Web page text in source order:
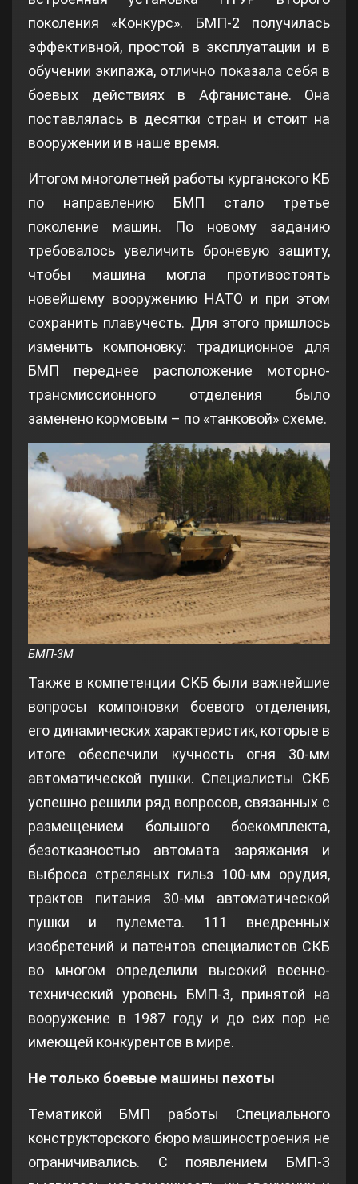
поколения «Конкурс». БМП-2 получилась
эффективной, простой в эксплуатации и в
обучении экипажа, отлично показала себя в
боевых действиях в Афганистане. Она
поставлялась в десятки стран и стоит на
вооружении и в наше время.
Итогом многолетней работы курганского КБ
по направлению БМП стало третье
поколение машин. По новому заданию
требовалось увеличить броневую защиту,
чтобы машина могла противостоять
новейшему вооружению НАТО и при этом
сохранить плавучесть. Для этого пришлось
изменить компоновку: традиционное для
БМП переднее расположение моторно-
трансмиссионного отделения было
заменено кормовым – по «танковой» схеме.
БМП-3М
Также в компетенции СКБ были важнейшие
вопросы компоновки боевого отделения,
его динамических характеристик, которые в
итоге обеспечили кучность огня 30-мм
автоматической пушки. Специалисты СКБ
успешно решили ряд вопросов, связанных с
размещением большого боекомплекта,
безотказностью автомата заряжания и
выброса стреляных гильз 100-мм орудия,
трактов питания 30-мм автоматической
пушки и пулемета. 111 внедренных
изобретений и патентов специалистов СКБ
во многом определили высокий военно-
технический уровень БМП-3, принятой на
вооружение в 1987 году и до сих пор не
имеющей конкурентов в мире.
Не только боевые машины пехоты
Тематикой БМП работы Специального
конструкторского бюро машиностроения не
ограничивались. С появлением БМП-3